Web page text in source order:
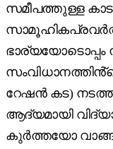
സമീപത്തുള്ള
ഭാര്യയോടൊപ്പം
റേഷൻ കട)
ആദ്യമായി
കുർത്തയോ